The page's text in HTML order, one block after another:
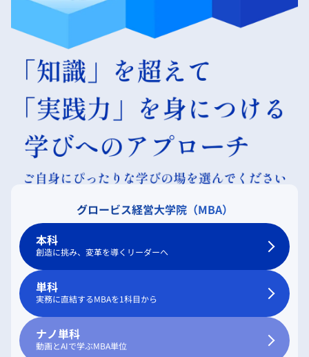
グロービス経営大学院（MBA）
本科
創造に挑み、変革を導くリーダーへ
単科
実務に直結するMBAを1科目から
ナノ単科
動画とAIで学ぶMBA単位